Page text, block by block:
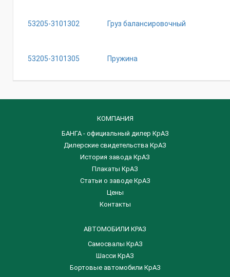
53205-3101302 Груз балансировочный
53205-3101305 Пружина
КОМПАНИЯ
БАНГА - официальный дилер КрАЗ
Дилерские свидетельства КрАЗ
История завода КрАЗ
Плакаты КрАЗ
Статьи о заводе КрАЗ
Цены
Контакты
АВТОМОБИЛИ КРАЗ
Самосвалы КрАЗ
Шасси КрАЗ
Бортовые автомобили КрАЗ